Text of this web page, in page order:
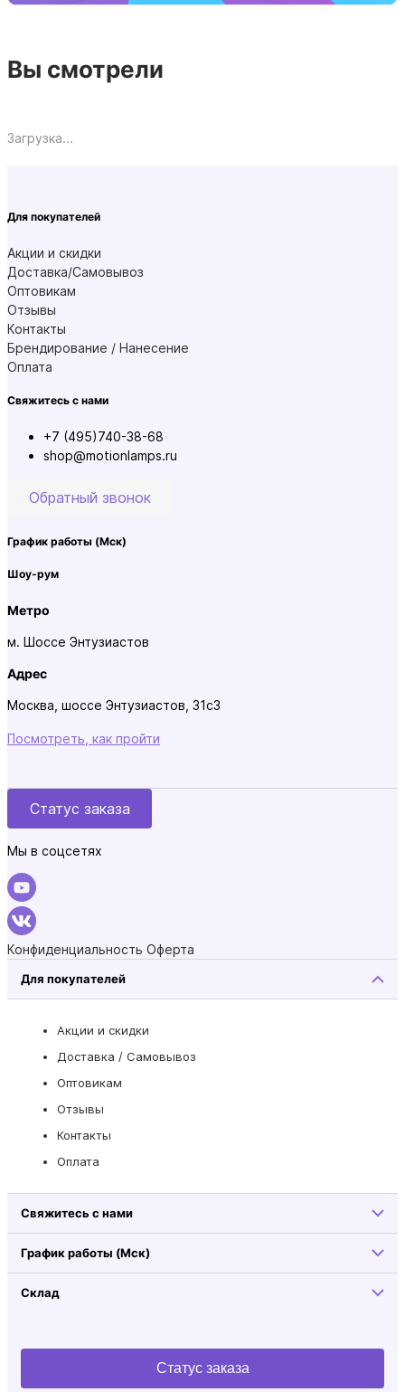
Вы смотрели
Загрузка...
Для покупателей
Акции и скидки
Доставка/Самовывоз
Оптовикам
Отзывы
Контакты
Брендирование / Нанесение
Оплата
Свяжитесь с нами
+7 (495)740-38-68
shop@motionlamps.ru
Обратный звонок
График работы (Мск)
Шоу-рум
Метро
м. Шоссе Энтузиастов
Адрес
Москва, шоссе Энтузиастов, 31с3
Посмотреть, как пройти
Статус заказа
Мы в соцсетях
Конфиденциальность Оферта
Для покупателей
Акции и скидки
Доставка / Самовывоз
Оптовикам
Отзывы
Контакты
Оплата
Свяжитесь с нами
График работы (Мск)
Склад
Статус заказа